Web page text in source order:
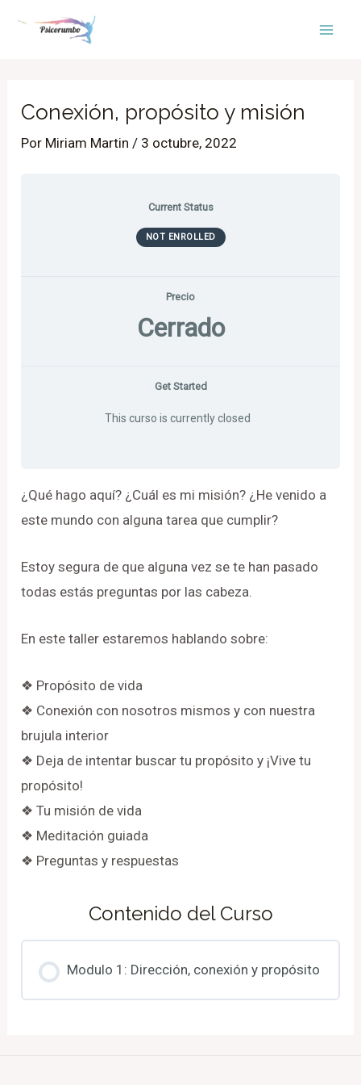
Conexión, propósito y misión
Por Miriam Martin/ 3 octubre, 2022
Current Status
NOT ENROLLED
Precio
Cerrado
Get Started
This curso is currently closed
¿Qué hago aquí? ¿Cuál es mi misión? ¿He venido a
este mundo con alguna tarea que cumplir?
Estoy segura de que alguna vez se te han pasado
todas estás preguntas por las cabeza.
En este taller estaremos hablando sobre:
❖ Propósito de vida
❖ Conexión con nosotros mismos y con nuestra
brujula interior
❖ Deja de intentar buscar tu propósito y ¡Vive tu
propósito!
❖ Tu misión de vida
❖ Meditación guiada
❖ Preguntas y respuestas
Contenido del Curso
Modulo 1: Dirección, conexión y propósito